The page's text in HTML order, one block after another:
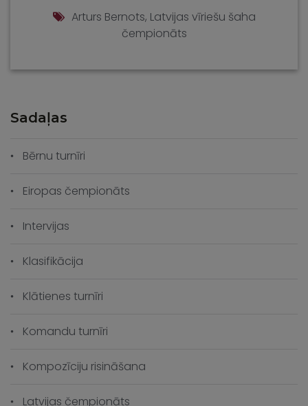
Arturs Bernots, Latvijas vīriešu šaha
čempionāts
Sadaļas
Bērnu turnīri
Eiropas čempionāts
Intervijas
Klasifikācija
Klātienes turnīri
Komandu turnīri
Kompozīciju risināšana
Latvijas čempionāts